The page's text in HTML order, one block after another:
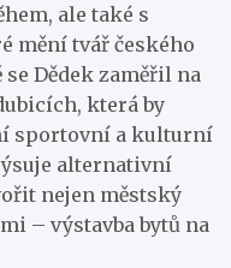
ale také s
mění tvář českého
Dědek zaměřil na
která by
sportovní a kulturní
alternativní
nejen městský
– výstavba bytů na